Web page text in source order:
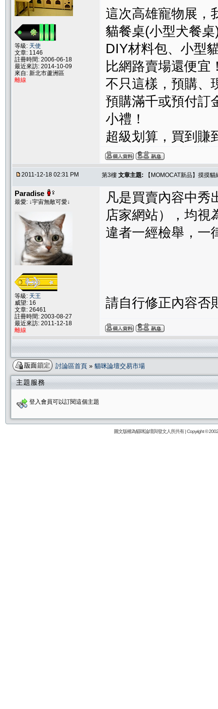
等級: 天使
文章: 1146
註冊時間: 2006-06-18
最近來訪: 2014-10-09
來自: 新北市蘆洲區
離線
這次高雄寵物展，
貓餐桌(小型犬餐
DIY材料包、小型
比網路賣場還便宜
不只這樣，預購、
預購滿千或預付訂
小禮！
超級划算，買到
2011-12-18 02:31 PM 第3樓 文章主題: 【MOMOCAT新品】摸摸
Paradise
最愛: ↓宇宙無敵可愛↓
等級: 天王
威望: 16
文章: 26461
註冊時間: 2003-08-27
最近來訪: 2011-12-18
離線
凡是買賣內容中秀
店家網站），均視
違者一經檢舉，一
請自行修正內容否
討論區首頁 » 貓咪論壇交易市場
主題服務
登入會員可以訂閱這個主題
圖文版權為貓咪論壇與發文人所共有 | Copyright ©